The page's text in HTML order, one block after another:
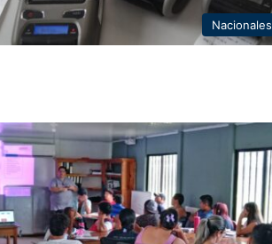
Nacionales